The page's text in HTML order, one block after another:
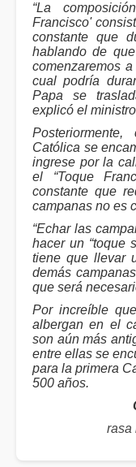
“La
Francisco'
constante que
hablando de
comenzaremos
cual podría
Papa se
explicó el
Católica se
ingrese por la
el “Toque
constante que
campanas no es
“Echar las
hacer un “toque
tiene que llevar
demás
que será
Por increíble
albergan en el
son aún más
entre ellas se
para la primera
500 años.
rasa